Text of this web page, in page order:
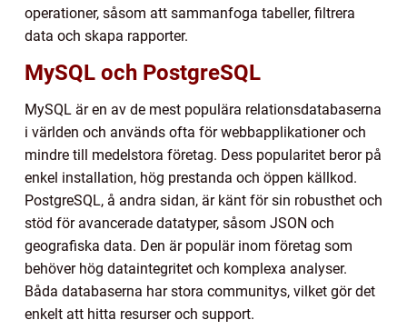
operationer, såsom att sammanfoga tabeller, filtrera
data och skapa rapporter.
MySQL och PostgreSQL
MySQL är en av de mest populära relationsdatabaserna
i världen och används ofta för webbapplikationer och
mindre till medelstora företag. Dess popularitet beror på
enkel installation, hög prestanda och öppen källkod.
PostgreSQL, å andra sidan, är känt för sin robusthet och
stöd för avancerade datatyper, såsom JSON och
geografiska data. Den är populär inom företag som
behöver hög dataintegritet och komplexa analyser.
Båda databaserna har stora communitys, vilket gör det
enkelt att hitta resurser och support.